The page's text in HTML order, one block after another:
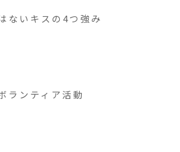
ないキスの4つ強み
ランティア活動